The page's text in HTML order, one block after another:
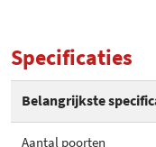
Specificaties
Belangrijkste
Aantal poorten